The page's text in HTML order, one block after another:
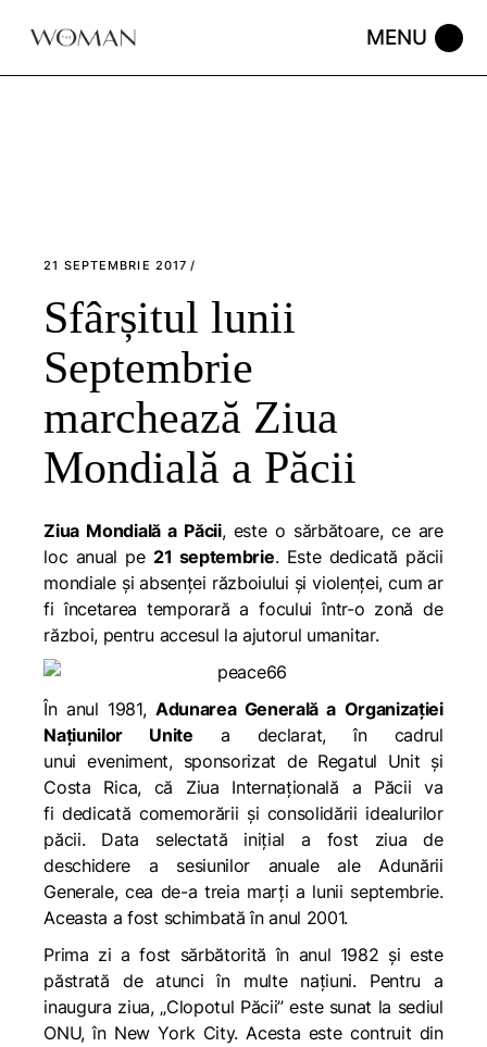
21 SEPTEMBRIE 2017
Sfârșitul lunii
Septembrie
marchează Ziua
Mondială a Păcii
Ziua Mondială a Păcii, este o sărbătoare, ce are
loc anual pe21 septembrie. Este dedicată păcii
mondiale și absenței războiului și violenței, cum ar
fi încetarea temporară a focului într-o zonă de
război, pentru accesul la ajutorul umanitar.
În anul 1981, Adunarea Generală a Organizației
Națiunilor Unite a declarat, în cadrul
unui eveniment, sponsorizat de Regatul Unit și
Costa Rica, că Ziua Internațională a Păcii va
fi dedicată comemorării și consolidării idealurilor
păcii. Data selectată inițial a fost ziua de
deschidere a sesiunilor anuale ale Adunării
Generale, cea de-a treia marți a lunii septembrie.
Aceasta a fost schimbată în anul 2001.
Prima zi a fost sărbătorită în anul 1982 și este
păstrată de atunci în multe națiuni. Pentru a
inaugura ziua, „Clopotul Păcii” este sunat la sediul
ONU, în New York City. Acesta este contruit din